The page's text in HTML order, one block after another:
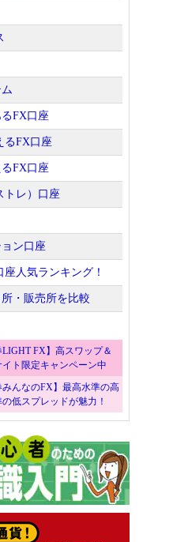
FX口座
るFX口座
FX口座
トレ）口座
ン口座
人気ランキング！
・販売所を比較
LIGHT FX】高スワップ＆
ト限定キャンペーン中
みんなのFX】最高水準の高
低スプレッドが魅力！